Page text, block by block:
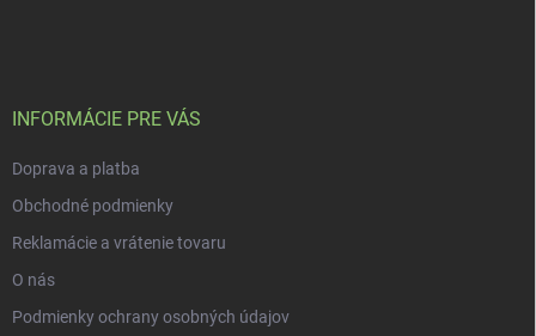
INFORMÁCIE PRE VÁS
Doprava a platba
Obchodné podmienky
Reklamácie a vrátenie tovaru
O nás
Podmienky ochrany osobných údajov